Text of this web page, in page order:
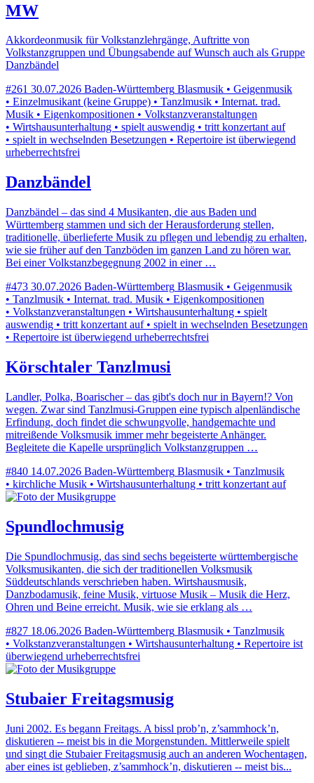
MW
Akkordeonmusik für Volkstanzlehrgänge, Auftritte von
Volkstanzgruppen und Übungsabende auf Wunsch auch als Gruppe
Danzbändel
#261 30.07.2026 Baden-Württemberg Blasmusik • Geigenmusik
• Einzelmusikant (keine Gruppe) • Tanzlmusik • Internat. trad.
Musik • Eigenkompositionen • Volkstanzveranstaltungen
• Wirtshausunterhaltung • spielt auswendig • tritt konzertant auf
• spielt in wechselnden Besetzungen • Repertoire ist überwiegend
urheberrechtsfrei
Danzbändel
Danzbändel – das sind 4 Musikanten, die aus Baden und
Württemberg stammen und sich der Herausforderung stellen,
traditionelle, überlieferte Musik zu pflegen und lebendig zu erhalten,
wie sie früher auf den Tanzböden im ganzen Land zu hören war.
Bei einer Volkstanzbegegnung 2002 in einer …
#473 30.07.2026 Baden-Württemberg Blasmusik • Geigenmusik
• Tanzlmusik • Internat. trad. Musik • Eigenkompositionen
• Volkstanzveranstaltungen • Wirtshausunterhaltung • spielt
auswendig • tritt konzertant auf • spielt in wechselnden Besetzungen
• Repertoire ist überwiegend urheberrechtsfrei
Körschtaler Tanzlmusi
Landler, Polka, Boarischer – das gibt's doch nur in Bayern!? Von
wegen. Zwar sind Tanzlmusi-Gruppen eine typisch alpenländische
Erfindung, doch findet die schwungvolle, handgemachte und
mitreißende Volksmusik immer mehr begeisterte Anhänger.
Begleitete die Kapelle ursprünglich Volkstanzgruppen …
#840 14.07.2026 Baden-Württemberg Blasmusik • Tanzlmusik
• kirchliche Musik • Wirtshausunterhaltung • tritt konzertant auf
Spundlochmusig
Die Spundlochmusig, das sind sechs begeisterte württembergische
Volksmusikanten, die sich der traditionellen Volksmusik
Süddeutschlands verschrieben haben. Wirtshausmusik,
Danzbodamusik, feine Musik, virtuose Musik – Musik die Herz,
Ohren und Beine erreicht. Musik, wie sie erklang als …
#827 18.06.2026 Baden-Württemberg Blasmusik • Tanzlmusik
• Volkstanzveranstaltungen • Wirtshausunterhaltung • Repertoire ist
überwiegend urheberrechtsfrei
Stubaier Freitagsmusig
Juni 2002. Es begann Freitags. A bissl prob’n, z’sammhock’n,
diskutieren -- meist bis in die Morgenstunden. Mittlerweile spielt
und singt die Stubaier Freitagsmusig auch an anderen Wochentagen,
aber eines ist geblieben, z’sammhock’n, diskutieren -- meist bis...